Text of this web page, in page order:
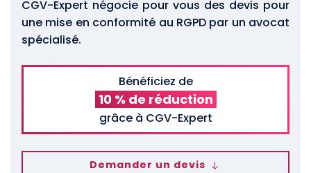
CGV-Expert négocie pour vous des devis pour
une mise en conformité au RGPD par un avocat
spécialisé.
Bénéficiez de
10 % de réduction
grâce à CGV-Expert
Demander un devis